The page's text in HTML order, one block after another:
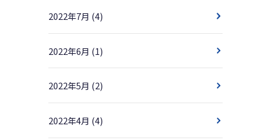
2022年7月 (4)
2022年6月 (1)
2022年5月 (2)
2022年4月 (4)